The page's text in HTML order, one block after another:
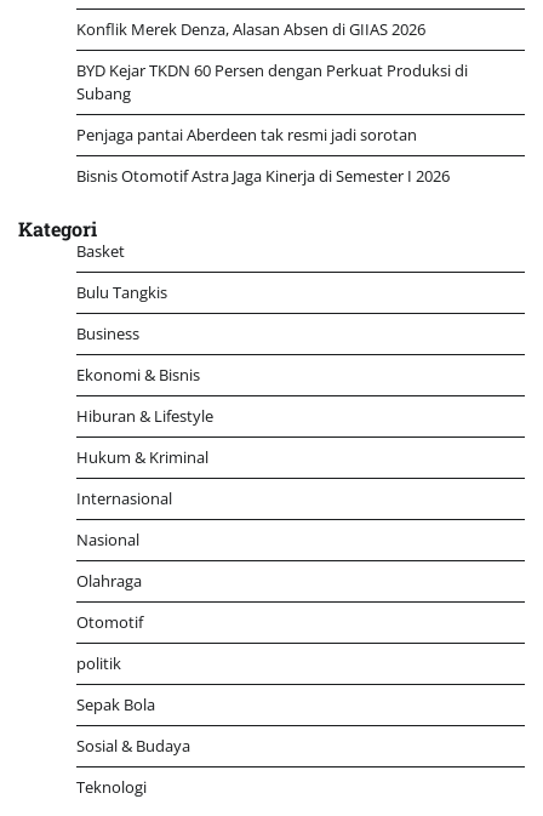
Konflik Merek Denza, Alasan Absen di GIIAS 2026
BYD Kejar TKDN 60 Persen dengan Perkuat Produksi di
Subang
Penjaga pantai Aberdeen tak resmi jadi sorotan
Bisnis Otomotif Astra Jaga Kinerja di Semester I 2026
Kategori
Basket
Bulu Tangkis
Business
Ekonomi & Bisnis
Hiburan & Lifestyle
Hukum & Kriminal
Internasional
Nasional
Olahraga
Otomotif
politik
Sepak Bola
Sosial & Budaya
Teknologi